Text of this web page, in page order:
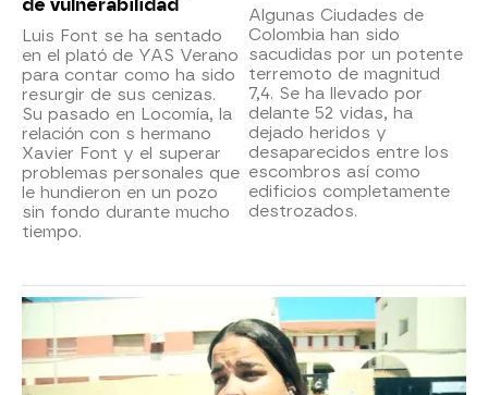
de vulnerabilidad
Luis Font se ha sentado
en el plató de YAS Verano
para contar como ha sido
resurgir de sus cenizas.
Su pasado en Locomía, la
relación con s hermano
Xavier Font y el superar
problemas personales que
le hundieron en un pozo
sin fondo durante mucho
tiempo.
Algunas Ciudades de
Colombia han sido
sacudidas por un potente
terremoto de magnitud
7,4. Se ha llevado por
delante 52 vidas, ha
dejado heridos y
desaparecidos entre los
escombros así como
edificios completamente
destrozados.